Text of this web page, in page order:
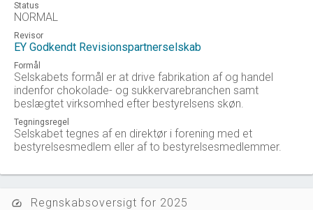
Status
NORMAL
Revisor
EY Godkendt Revisionspartnerselskab
Formål
Selskabets formål er at drive fabrikation af og handel
indenfor chokolade- og sukkervarebranchen samt
beslægtet virksomhed efter bestyrelsens skøn.
Tegningsregel
Selskabet tegnes af en direktør i forening med et
bestyrelsesmedlem eller af to bestyrelsesmedlemmer.
speed Regnskabsoversigt for 2025